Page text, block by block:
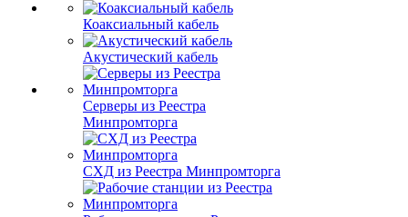
Коаксиальный кабель
Акустический кабель
Серверы из Реестра
Минпромторга
СХД из Реестра Минпромторга